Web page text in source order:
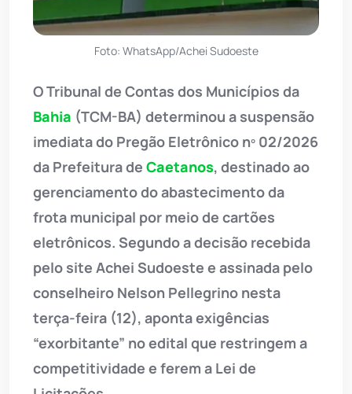
Foto: WhatsApp/Achei Sudoeste
O Tribunal de Contas dos Municípios da
Bahia (TCM-BA) determinou a suspensão
imediata do Pregão Eletrônico nº 02/2026
da Prefeitura de Caetanos, destinado ao
gerenciamento do abastecimento da
frota municipal por meio de cartões
eletrônicos. Segundo a decisão recebida
pelo site Achei Sudoeste e assinada pelo
conselheiro Nelson Pellegrino nesta
terça-feira (12), aponta exigências
“exorbitante” no edital que restringem a
competitividade e ferem a Lei de